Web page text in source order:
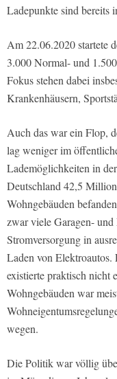
Ladepunkte sind bereits
Am 22.06.2020 startete
3.000 Normal- und
Fokus stehen dabei
Krankenhäusern,
Auch das war ein Flop,
lag weniger im
Lademöglichkeiten in
Deutschland 42,5
Wohngebäuden
zwar viele Garagen- und
Stromversorgung in
Laden von
existierte praktisch nicht
Wohngebäuden war
wegen.
Die Politik war völlig